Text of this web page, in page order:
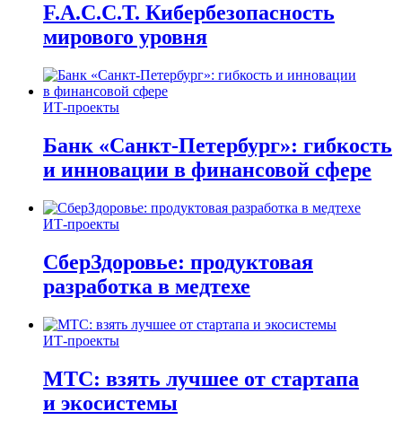
F.A.C.C.T. Кибербезопасность
мирового уровня
ИТ-проекты
Банк «Санкт-Петербург»: гибкость
и инновации в финансовой сфере
ИТ-проекты
СберЗдоровье: продуктовая
разработка в медтехе
ИТ-проекты
МТС: взять лучшее от стартапа
и экосистемы